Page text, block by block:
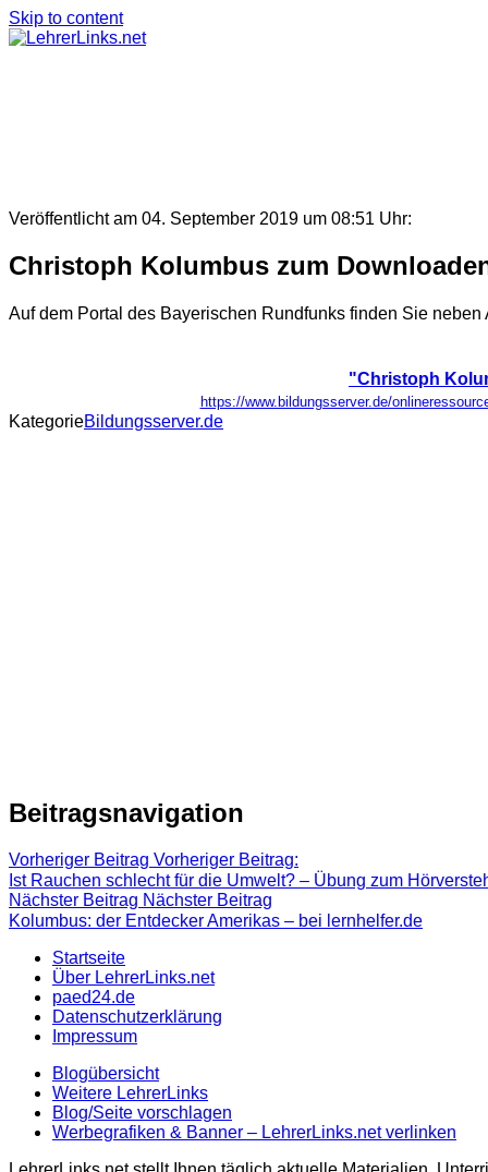
Skip to content
Veröffentlicht am 04. September 2019 um 08:51 Uhr:
Christoph Kolumbus zum
Auf dem Portal des Bayerischen Rundfunks finden Sie
"Christoph
https://www.bildungsserver.de/
KategorieBildungsserver.de
Beitragsnavigation
Vorheriger Beitrag Vorheriger Beitrag:
Ist Rauchen schlecht für die Umwelt? – Übung zum
Nächster Beitrag Nächster Beitrag
Kolumbus: der Entdecker Amerikas – bei lernhelfer.de
Startseite
Über LehrerLinks.net
paed24.de
Datenschutzerklärung
Impressum
Blogübersicht
Weitere LehrerLinks
Blog/Seite vorschlagen
Werbegrafiken & Banner – LehrerLinks.net verlinken